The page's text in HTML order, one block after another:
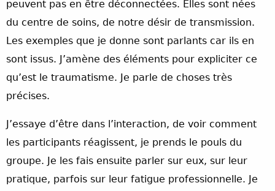
peuvent pas en être déconnectées. Elles sont nées
du centre de soins, de notre désir de transmission.
Les exemples que je donne sont parlants car ils en
sont issus. J’amène des éléments pour expliciter ce
qu’est le traumatisme. Je parle de choses très
précises.
J’essaye d’être dans l’interaction, de voir comment
les participants réagissent, je prends le pouls du
groupe. Je les fais ensuite parler sur eux, sur leur
pratique, parfois sur leur fatigue professionnelle. Je